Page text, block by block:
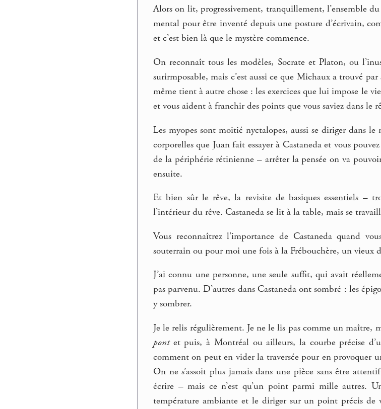
Alors on lit, progressivement, tranquillement, l’ensemble
mental pour être inventé depuis une posture d’écrivain,
et c’est bien là que le mystère commence.
On reconnaît tous les modèles, Socrate et Platon, ou
surirmposable, mais c’est aussi ce que Michaux a trouvé
même tient à autre chose : les exercices que lui impose le
et vous aident à franchir des points que vous saviez dans le
Les myopes sont moitié nyctalopes, aussi se diriger dans
corporelles que Juan fait essayer à Castaneda et vous
de la périphérie rétinienne – arrêter la pensée on va
ensuite.
Et bien sûr le rêve, la revisite de basiques essentiels –
l’intérieur du rêve. Castaneda se lit à la table, mais se
Vous reconnaîtrez l’importance de Castaneda quand
souterrain ou pour moi une fois à la Frébouchère, un vieux
J’ai connu une personne, une seule suffit, qui avait
pas parvenu. D’autres dans Castaneda ont sombré : les
y sombrer.
Je le relis régulièrement. Je ne le lis pas comme un maître,
pontet puis, à Montréal ou ailleurs, la courbe précise
comment on peut en vider la traversée pour en provoquer
On ne s’assoit plus jamais dans une pièce sans être
écrire – mais ce n’est qu’un point parmi mille autres.
température ambiante et le diriger sur un point précis de